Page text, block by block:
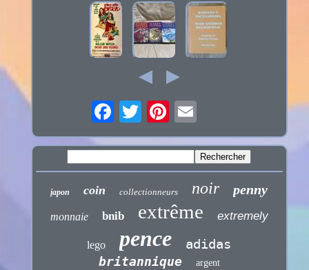
japon coin collectionneurs noir penny
monnaie bnib extrême extremely
lego pence adidas
britannique
argent